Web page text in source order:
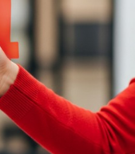
en los documentos
verificar el
de Escuela
de educación
de
para la mejora
de valores